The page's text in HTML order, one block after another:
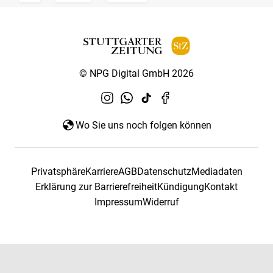
© NPG Digital GmbH 2026
Wo Sie uns noch folgen können
PrivatsphäreKarriereAGBDatenschutzMediadaten
Erklärung zur BarrierefreiheitKündigungKontakt
ImpressumWiderruf